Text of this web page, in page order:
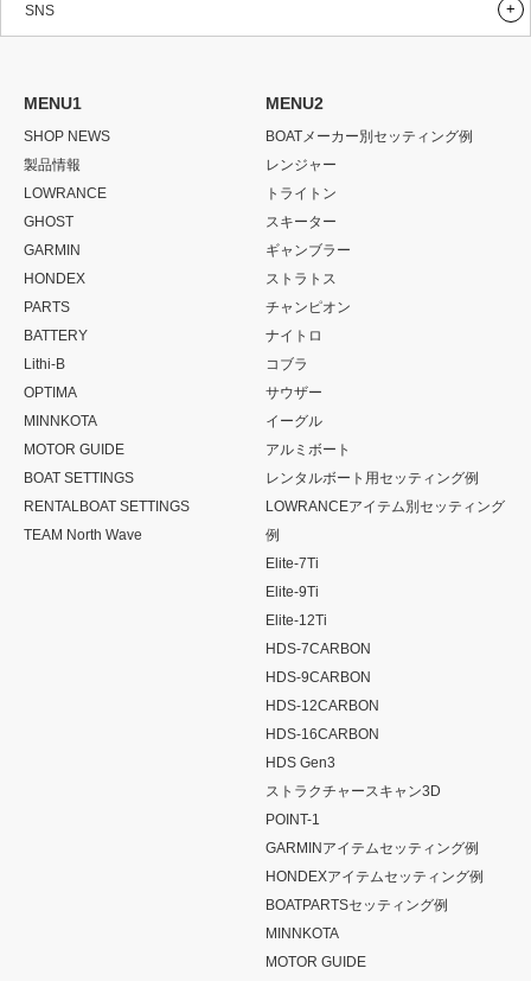
SNS
MENU1
SHOP NEWS
製品情報
LOWRANCE
GHOST
GARMIN
HONDEX
PARTS
BATTERY
Lithi-B
OPTIMA
MINNKOTA
MOTOR GUIDE
BOAT SETTINGS
RENTALBOAT SETTINGS
TEAM North Wave
MENU2
BOATメーカー別セッティング例
レンジャー
トライトン
スキーター
ギャンブラー
ストラトス
チャンピオン
ナイトロ
コブラ
サウザー
イーグル
アルミボート
レンタルボート用セッティング例
LOWRANCEアイテム別セッティング
例
Elite-7Ti
Elite-9Ti
Elite-12Ti
HDS-7CARBON
HDS-9CARBON
HDS-12CARBON
HDS-16CARBON
HDS Gen3
ストラクチャースキャン3D
POINT-1
GARMINアイテムセッティング例
HONDEXアイテムセッティング例
BOATPARTSセッティング例
MINNKOTA
MOTOR GUIDE